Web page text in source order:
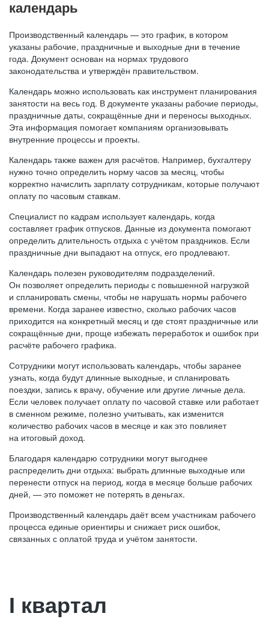
календарь
Производственный календарь — это график, в котором
указаны рабочие, праздничные и выходные дни в течение
года. Документ основан на нормах трудового
законодательства и утверждён правительством.
Календарь можно использовать как инструмент планирования
занятости на весь год. В документе указаны рабочие периоды,
праздничные даты, сокращённые дни и переносы выходных.
Эта информация помогает компаниям организовывать
внутренние процессы и проекты.
Календарь также важен для расчётов. Например, бухгалтеру
нужно точно определить норму часов за месяц, чтобы
корректно начислить зарплату сотрудникам, которые получают
оплату по часовым ставкам.
Специалист по кадрам использует календарь, когда
составляет график отпусков. Данные из документа помогают
определить длительность отдыха с учётом праздников. Если
праздничные дни выпадают на отпуск, его продлевают.
Календарь полезен руководителям подразделений.
Он позволяет определить периоды с повышенной нагрузкой
и спланировать смены, чтобы не нарушать нормы рабочего
времени. Когда заранее известно, сколько рабочих часов
приходится на конкретный месяц и где стоят праздничные или
сокращённые дни, проще избежать переработок и ошибок при
расчёте рабочего графика.
Сотрудники могут использовать календарь, чтобы заранее
узнать, когда будут длинные выходные, и спланировать
поездки, запись к врачу, обучение или другие личные дела.
Если человек получает оплату по часовой ставке или работает
в сменном режиме, полезно учитывать, как изменится
количество рабочих часов в месяце и как это повлияет
на итоговый доход.
Благодаря календарю сотрудники могут выгоднее
распределить дни отдыха: выбрать длинные выходные или
перенести отпуск на период, когда в месяце больше рабочих
дней, — это поможет не потерять в деньгах.
Производственный календарь даёт всем участникам рабочего
процесса единые ориентиры и снижает риск ошибок,
связанных с оплатой труда и учётом занятости.
I квартал